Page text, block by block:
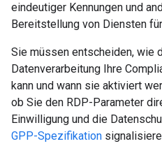
eindeutiger Kennungen und
Bereitstellung von Diensten
Sie müssen entscheiden, wie
Datenverarbeitung Ihre
kann und wann sie aktiviert
ob Sie den RDP-Parameter
Einwilligung und die
GPP-Spezifikation